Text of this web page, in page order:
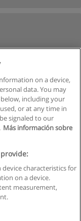
on a device,
data. You may
including your
or at any time in
signaled to our
Más información sobre
device characteristics for
on a device.
measurement,